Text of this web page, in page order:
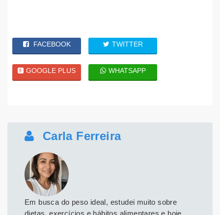
FACEBOOK TWITTER
GOOGLE PLUS WHATSAPP
Carla Ferreira
Em busca do peso ideal, estudei muito sobre